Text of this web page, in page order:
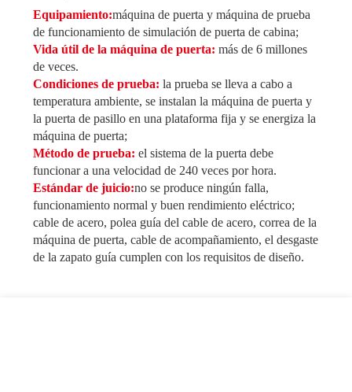
Equipamiento:máquina de puerta y máquina de prueba
de funcionamiento de simulación de puerta de cabina;
Vida útil de la máquina de puerta:más de 6 millones
de veces.
Condiciones de prueba:la prueba se lleva a cabo a
temperatura ambiente, se instalan la máquina de puerta y
la puerta de pasillo en una plataforma fija y se energiza la
máquina de puerta;
Método de prueba: el sistema de la puerta debe
funcionar a una velocidad de 240 veces por hora.
Estándar de juicio:no se produce ningún falla,
funcionamiento normal y buen rendimiento eléctrico;
cable de acero, polea guía del cable de acero, correa de la
máquina de puerta, cable de acompañamiento, el desgaste
de la zapato guía cumplen con los requisitos de diseño.